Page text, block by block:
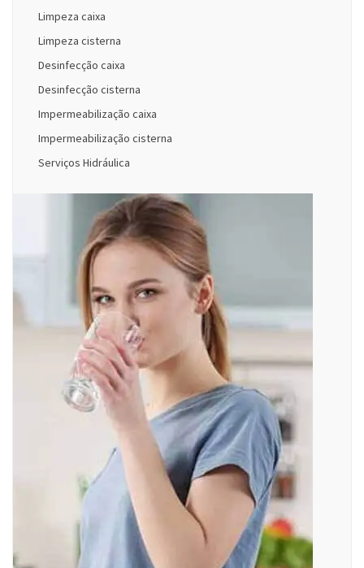
Limpeza caixa
Limpeza cisterna
Desinfecção caixa
Desinfecção cisterna
Impermeabilização caixa
Impermeabilização cisterna
Serviços Hidráulica